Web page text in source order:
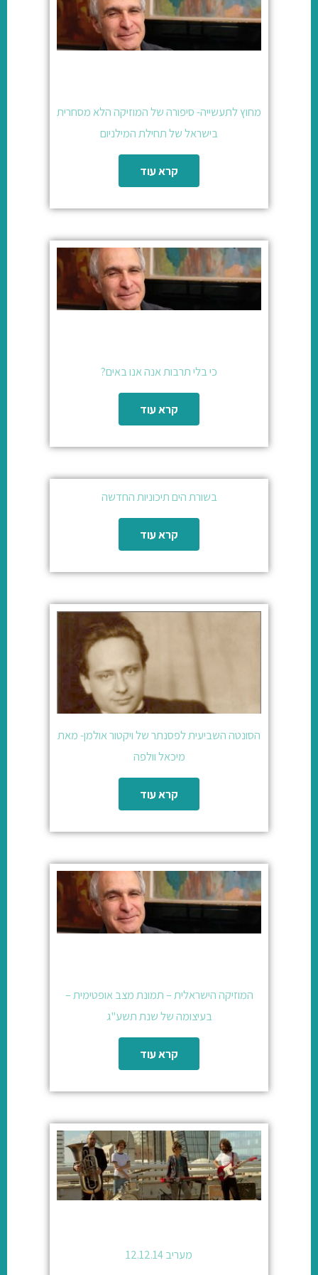
מחוץ לתעשייה- סיפורה של המוזיקה הלא מסחרית
בישראל של תחילת המילניום
קרא עוד
כי בלי תרבות אנה אנו באים?
קרא עוד
בשורת הים תיכוניות החדשה
קרא עוד
הסונטה השביעית לפסנתר של ויקטור אולמן- מאת
מיכאל וולפה
קרא עוד
המוזיקה הישראלית – תמונת מצב אופטימית –
בעיצומה של שנת תשע"ג
קרא עוד
מעריב 12.12.14